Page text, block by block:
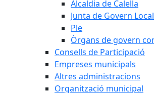
Alcaldia de Calella
Junta de Govern Local
Ple
Òrgans de govern
Consells de Participació
Empreses municipals
Altres administracions
Organització municipal